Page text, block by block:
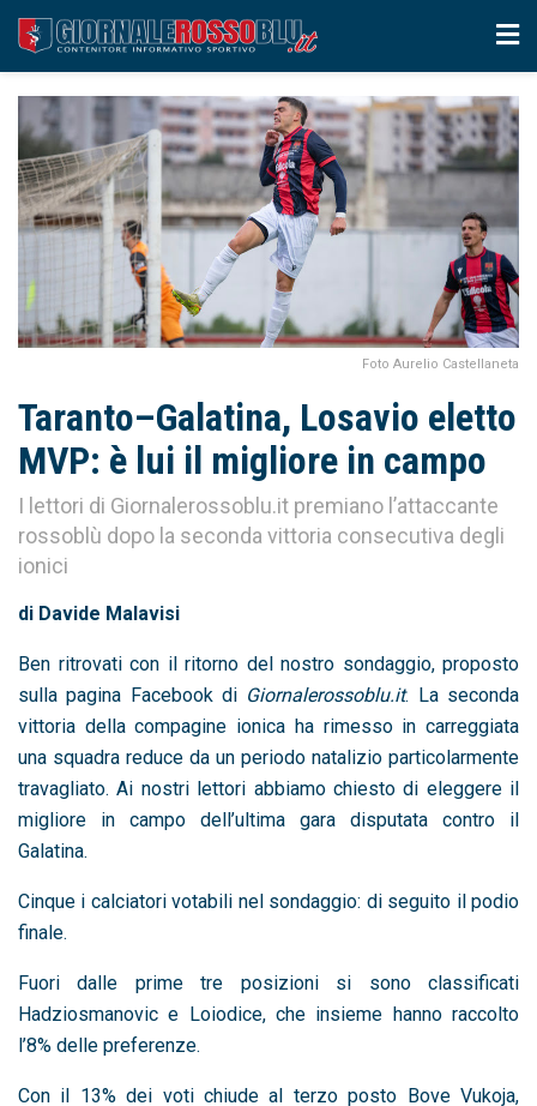
Foto Aurelio Castellaneta
Taranto–Galatina, Losavio eletto
MVP: è lui il migliore in campo
I lettori di Giornalerossoblu.it premiano l’attaccante
rossoblù dopo la seconda vittoria consecutiva degli
ionici
di Davide Malavisi
Ben ritrovati con il ritorno del nostro sondaggio, proposto
sulla pagina Facebook di Giornalerossoblu.it. La seconda
vittoria della compagine ionica ha rimesso in carreggiata
una squadra reduce da un periodo natalizio particolarmente
travagliato. Ai nostri lettori abbiamo chiesto di eleggere il
migliore in campo dell’ultima gara disputata contro il
Galatina.
Cinque i calciatori votabili nel sondaggio: di seguito il podio
finale.
Fuori dalle prime tre posizioni si sono classificati
Hadziosmanovic e Loiodice, che insieme hanno raccolto
l’8% delle preferenze.
Con il 13% dei voti chiude al terzo posto Bove Vukoja,